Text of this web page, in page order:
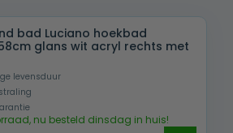
bad Luciano hoekbad
glans wit acryl rechts met
levensduur
nu besteld dinsdag in huis!